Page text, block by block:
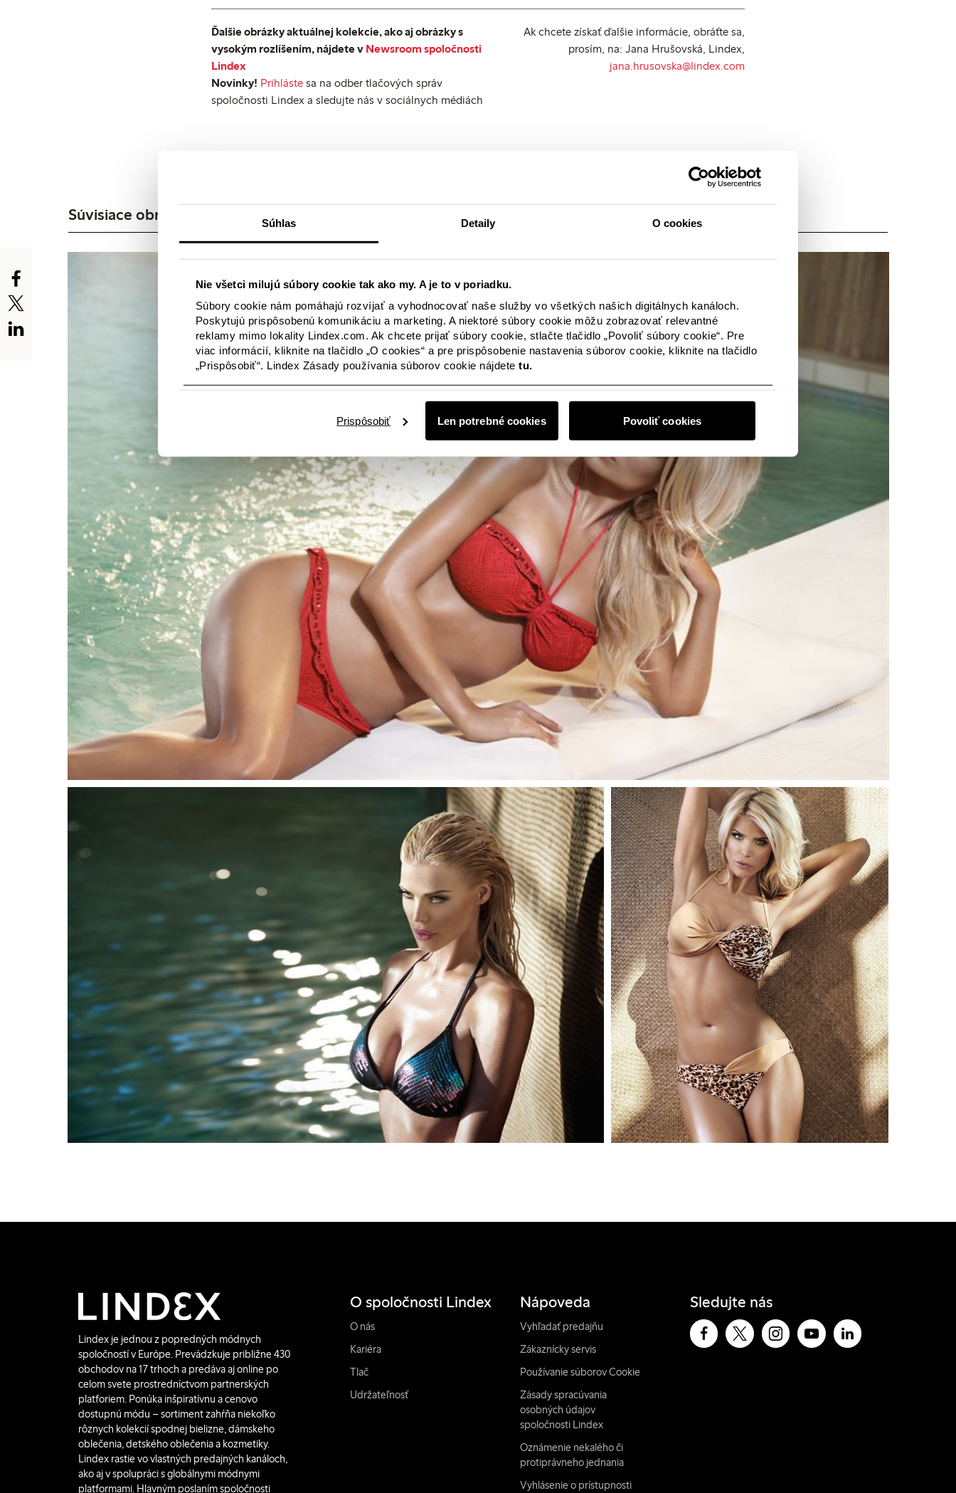
Súhlas Detaily O cookies
Nie všetci milujú súbory cookie tak ako my. A je to v poriadku.
Súbory cookie nám pomáhajú rozvíjať a vyhodnocovať naše služby vo všetkých našich digitálnych kanáloch.
Poskytujú prispôsobenú komunikáciu a marketing. A niektoré súbory cookie môžu zobrazovať relevantné
reklamy mimo lokality Lindex.com. Ak chcete prijať súbory cookie, stlačte tlačidlo „Povoliť súbory cookie“. Pre
viac informácií, kliknite na tlačidlo „O cookies“ a pre prispôsobenie nastavenia súborov cookie, kliknite na tlačidlo
„Prispôsobiť“. Lindex Zásady používania súborov cookie nájdete tu.
Len potrebné cookies
Prispôsobiť Povoliť cookies
Ďalšie obrázky aktuálnej kolekcie, ako aj obrázky s
vysokým rozlíšením, nájdete v Newsroom spoločnosti
Lindex
Novinky! Prihláste sa na odber tlačových správ
spoločnosti Lindex a sledujte nás v sociálnych médiách
Ak chcete získať ďalšie informácie, obráťte sa,
prosím, na: Jana Hrušovská, Lindex,
jana.hrusovska@lindex.com
Súvisiace obrázky
Lindex je jednou z popredných módnych
spoločností v Európe. Prevádzkuje približne 430
obchodov na 17 trhoch a predáva aj online po
celom svete prostredníctvom partnerských
platforiem. Ponúka inšpiratívnu a cenovo
dostupnú módu – sortiment zahŕňa niekoľko
rôznych kolekcií spodnej bielizne, dámskeho
oblečenia, detského oblečenia a kozmetiky.
Lindex rastie vo vlastných predajných kanáloch,
ako aj v spolupráci s globálnymi módnymi
platformami. Hlavným poslaním spoločnosti
O spoločnosti Lindex
O nás
Kariéra
Tlač
Udržateľnosť
Nápoveda
Vyhľadať predajňu
Zákaznícky servis
Používanie súborov Cookie
Zásady spracúvania
osobných údajov
spoločnosti Lindex
Oznámenie nekalého či
protiprávneho jednania
Vyhlásenie o prístupnosti
Sledujte nás